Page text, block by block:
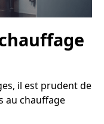
il est prudent de
au chauffage